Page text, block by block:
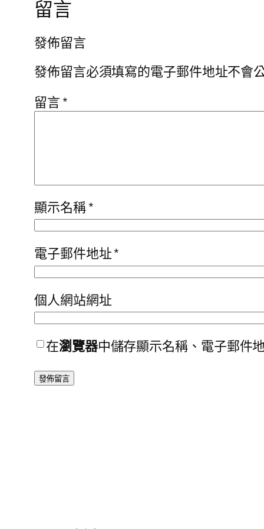
留言
發佈留言
發佈留言必須填寫的電子郵件地址不會
留言*
顯示名稱*
電子郵件地址*
個人網站網址
在瀏覽器中儲存顯示名稱、電子郵件